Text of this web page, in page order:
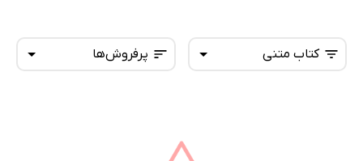
پرفروش‌ها کتاب متنی